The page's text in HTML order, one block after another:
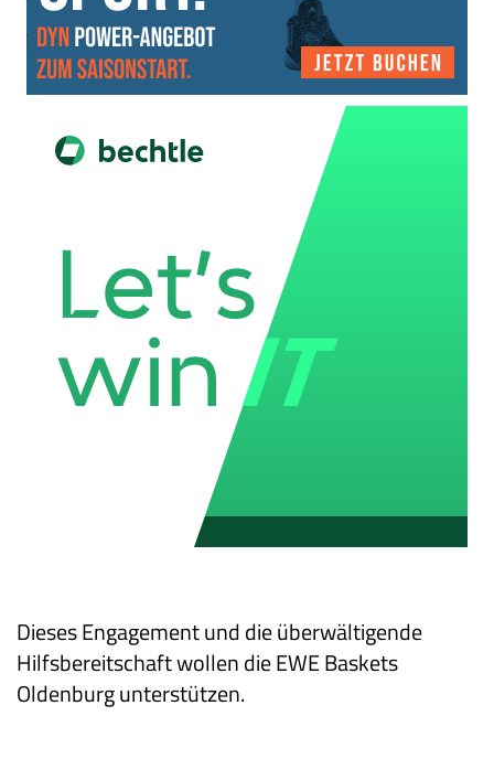
Dieses Engagement und die überwältigende
Hilfsbereitschaft wollen die EWE Baskets
Oldenburg unterstützen.